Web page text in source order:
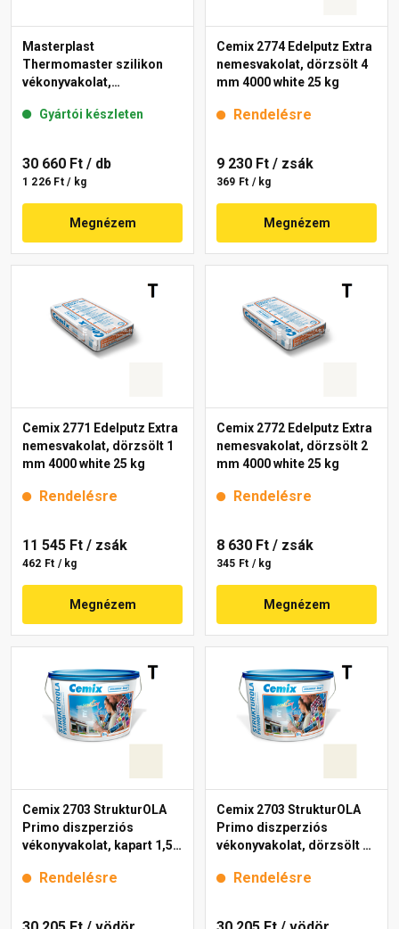
Masterplast
Thermomaster szilikon
vékonyvakolat,
fehér 25 kg
Gyártói készleten
30 660 Ft / db
1 226 Ft / kg
Megnézem
Cemix 2774 Edelputz Extra
nemesvakolat, dörzsölt 4
mm 4000 white 25 kg
Rendelésre
9 230 Ft / zsák
369 Ft / kg
Megnézem
Cemix 2771 Edelputz Extra
nemesvakolat, dörzsölt 1
mm 4000 white 25 kg
Rendelésre
11 545 Ft / zsák
462 Ft / kg
Megnézem
Cemix 2772 Edelputz Extra
nemesvakolat, dörzsölt 2
mm 4000 white 25 kg
Rendelésre
8 630 Ft / zsák
345 Ft / kg
Megnézem
Cemix 2703 StrukturOLA
Primo diszperziós
vékonyvakolat, kapart 1,5
Rendelésre
Cemix 2703 StrukturOLA
Primo diszperziós
vékonyvakolat, dörzsölt 2
Rendelésre